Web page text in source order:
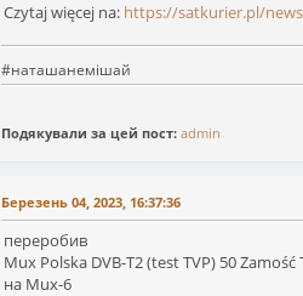
Czytaj więcej na: https://satkurier.pl/
#наташанемішай
Подякували за цей пост: admin
Березень 04, 2023, 16:37:36
переробив
Mux Polska DVB-T2 (test TVP) 50
на Mux-6